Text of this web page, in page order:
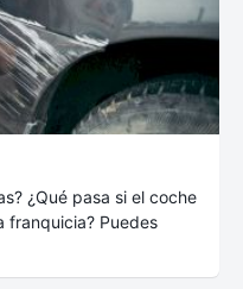
¿Qué pasa si el coche
franquicia? Puedes